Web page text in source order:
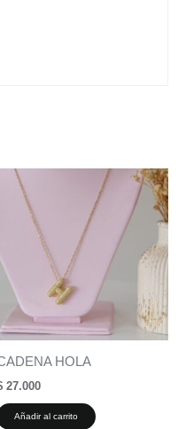
HOLA
27.000
Añadir al carrito